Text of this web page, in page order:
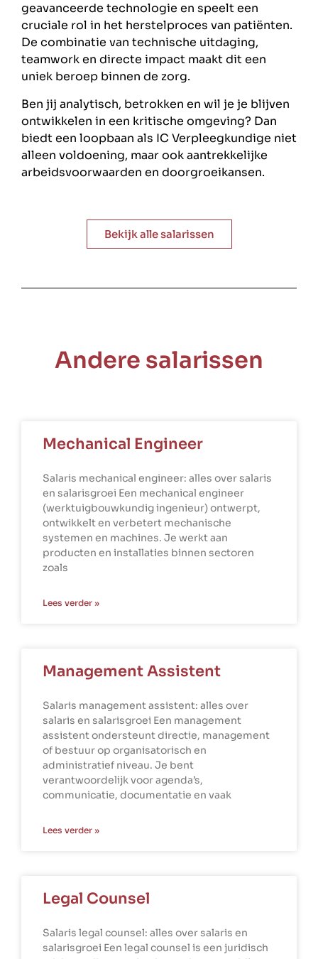
geavanceerde technologie en speelt een
cruciale rol in het herstelproces van patiënten.
De combinatie van technische uitdaging,
teamwork en directe impact maakt dit een
uniek beroep binnen de zorg.
Ben jij analytisch, betrokken en wil je je blijven
ontwikkelen in een kritische omgeving? Dan
biedt een loopbaan als IC Verpleegkundige niet
alleen voldoening, maar ook aantrekkelijke
arbeidsvoorwaarden en doorgroeikansen.
Bekijk alle salarissen
Andere salarissen
Mechanical Engineer
Salaris mechanical engineer: alles over salaris
en salarisgroei Een mechanical engineer
(werktuigbouwkundig ingenieur) ontwerpt,
ontwikkelt en verbetert mechanische
systemen en machines. Je werkt aan
producten en installaties binnen sectoren
zoals
Lees verder »
Management Assistent
Salaris management assistent: alles over
salaris en salarisgroei Een management
assistent ondersteunt directie, management
of bestuur op organisatorisch en
administratief niveau. Je bent
verantwoordelijk voor agenda’s,
communicatie, documentatie en vaak
Lees verder »
Legal Counsel
Salaris legal counsel: alles over salaris en
salarisgroei Een legal counsel is een juridisch